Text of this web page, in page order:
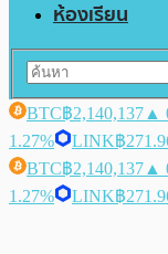
ห้องเรียน
BTC฿2,140,137 ▲
1.27%
LINK฿
BTC฿2,140,137 ▲
1.27%
LINK฿